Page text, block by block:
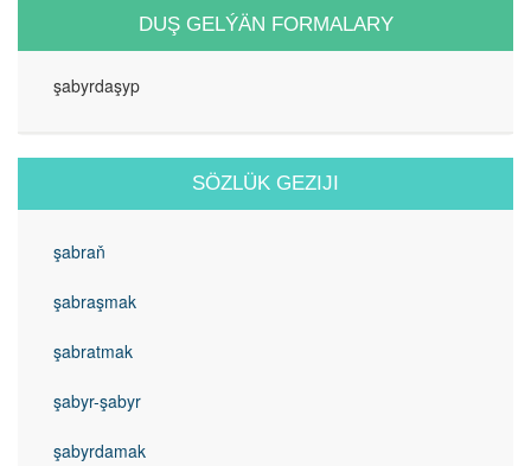
DUŞ GELÝÄN FORMALARY
şabyrdaşyp
SÖZLÜK GEZIJI
şabraň
şabraşmak
şabratmak
şabyr-şabyr
şabyrdamak